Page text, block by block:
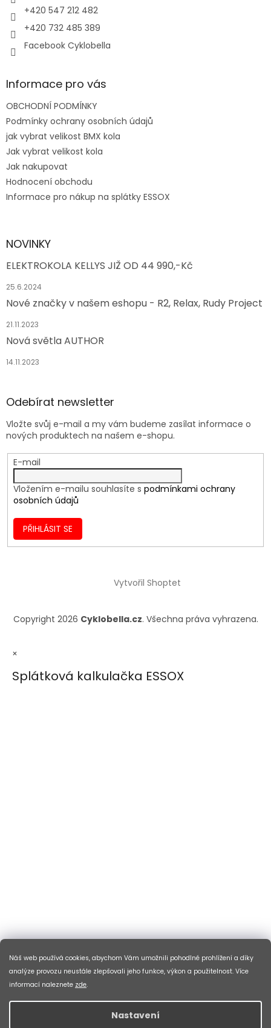
Náš web používá cookies, abychom Vám umožnili pohodlné prohlížení a díky
analýze provozu neustále zlepšovali jeho funkce, výkon a použitelnost. Více
informací naleznete zde.
Nastavení
+420 547 212 482
+420 732 485 389
Facebook Cyklobella
Informace pro vás
OBCHODNÍ PODMÍNKY
Podmínky ochrany osobních údajů
jak vybrat velikost BMX kola
Jak vybrat velikost kola
Jak nakupovat
Hodnocení obchodu
Informace pro nákup na splátky ESSOX
NOVINKY
ELEKTROKOLA KELLYS JIŽ OD 44 990,-Kč
25.6.2024
Nové značky v našem eshopu - R2, Relax, Rudy Project
21.11.2023
Nová světla AUTHOR
14.11.2023
Odebírat newsletter
Vložte svůj e-mail a my vám budeme zasílat informace o
nových produktech na našem e-shopu.
E-mail
Vložením e-mailu souhlasíte s podmínkami ochrany
osobních údajů
PŘIHLÁSIT SE
Vytvořil Shoptet
Copyright 2026 Cyklobella.cz. Všechna práva vyhrazena.
×
Splátková kalkulačka ESSOX